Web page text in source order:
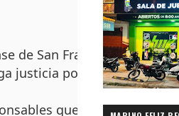
de San Francisco de
justicia por el hecho.
que ultimaron al